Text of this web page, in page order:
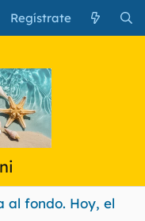
Regístrate
al fondo. Hoy, el